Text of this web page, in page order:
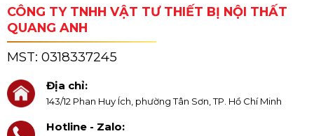
CÔNG TY TNHH VẬT TƯ THIẾT BỊ NỘI THẤT
QUANG ANH
MST: 0318337245
Địa chỉ:
143/12 Phan Huy Ích, phường Tân Sơn, TP. Hồ Chí Minh
Hotline - Zalo: